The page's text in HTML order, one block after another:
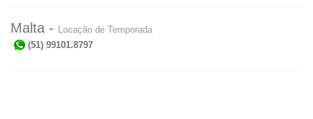
Malta - Locação de Temporada
(51) 99101.8797